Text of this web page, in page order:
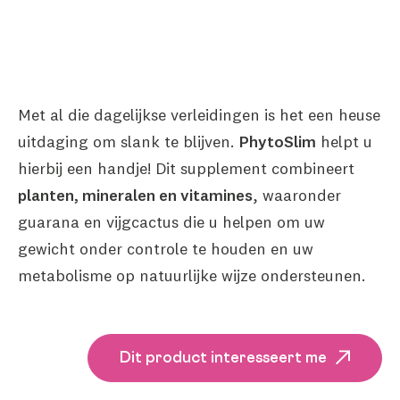
Met al die dagelijkse verleidingen is het een heuse
uitdaging om slank te blijven. PhytoSlim helpt u
hierbij een handje! Dit supplement combineert
planten, mineralen en vitamines, waaronder
guarana en vijgcactus die u helpen om uw
gewicht onder controle te houden en uw
metabolisme op natuurlijke wijze ondersteunen.
Dit product interesseert me